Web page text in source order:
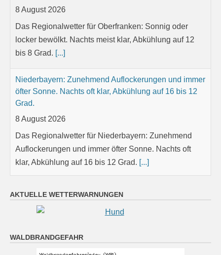
8 August 2026
Das Regionalwetter für Oberfranken: Sonnig oder
locker bewölkt. Nachts meist klar, Abkühlung auf 12
bis 8 Grad. [...]
Niederbayern: Zunehmend Auflockerungen und immer
öfter Sonne. Nachts oft klar, Abkühlung auf 16 bis 12
Grad.
8 August 2026
Das Regionalwetter für Niederbayern: Zunehmend
Auflockerungen und immer öfter Sonne. Nachts oft
klar, Abkühlung auf 16 bis 12 Grad. [...]
Das Regionalwetter für Oberpfalz: Sonnig oder locker
AKTUELLE WETTERWARNUNGEN
WALDBRANDGEFAHR